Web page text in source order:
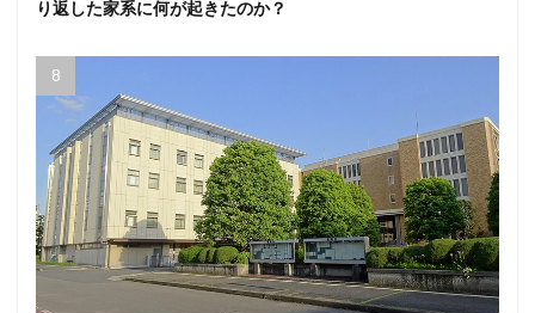
り返した家系に何が起きたのか？